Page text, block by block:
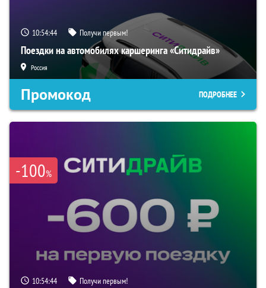
10:54:42 Получи первым!
Поездки на автомобилях каршеринга «Ситидрайв»
Россия
Промокод ПОДРОБНЕЕ
-100%
10:54:42 Получи первым!